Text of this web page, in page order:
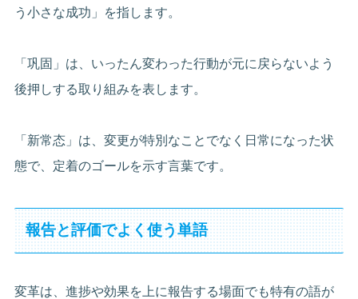
う小さな成功」を指します。
「巩固」は、いったん変わった行動が元に戻らないよう
後押しする取り組みを表します。
「新常态」は、変更が特別なことでなく日常になった状
態で、定着のゴールを示す言葉です。
報告と評価でよく使う単語
変革は、進捗や効果を上に報告する場面でも特有の語が